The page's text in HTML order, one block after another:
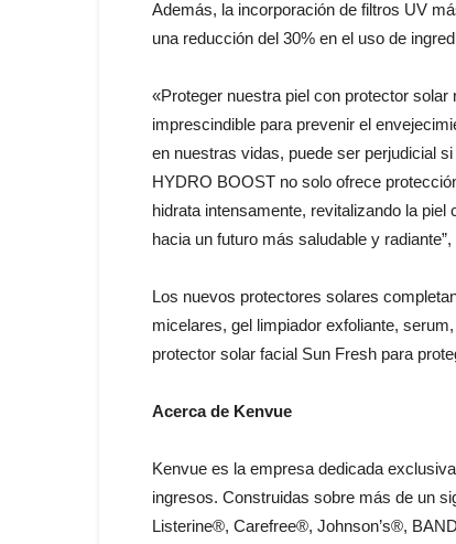
Además, la incorporación de filtros UV
una reducción del 30% en el uso de
«Proteger nuestra piel con protector
imprescindible para prevenir el
en nuestras vidas, puede ser perjudicial
HYDRO BOOST no solo ofrece
hidrata intensamente, revitalizando la
hacia un futuro más saludable y
Los nuevos protectores solares
micelares, gel limpiador exfoliante,
protector solar facial Sun Fresh para
Acerca de Kenvue
Kenvue es la empresa dedicada
ingresos. Construidas sobre más de un
Listerine®, Carefree®, Johnson’s®,